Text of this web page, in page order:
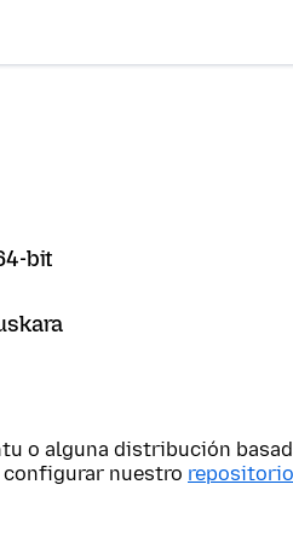
bit
o alguna distribución
configurar nuestro repositorio